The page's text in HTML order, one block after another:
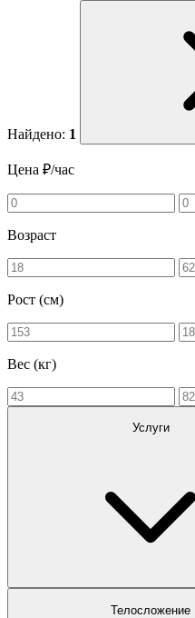
Найдено: 1
Цена ₽/час
Возраст
Рост (см)
Вес (кг)
Услуги
Телосложение